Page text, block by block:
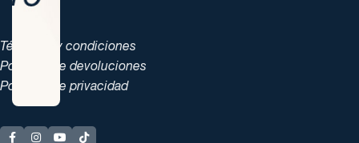
Términos y condiciones
Políticas de devoluciones
Políticas de privacidad